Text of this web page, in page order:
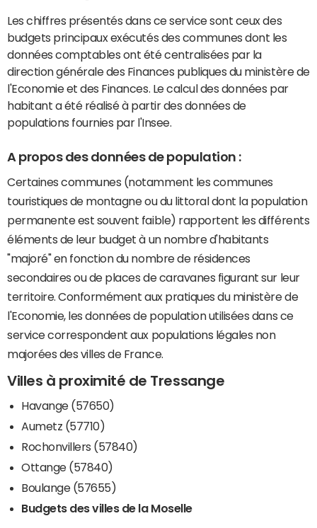
Les chiffres présentés dans ce service sont ceux des
budgets principaux exécutés des communes dont les
données comptables ont été centralisées par la
direction générale des Finances publiques du ministère de
l'Economie et des Finances. Le calcul des données par
habitant a été réalisé à partir des données de
populations fournies par l'Insee.
A propos des données de population :
Certaines communes (notamment les communes
touristiques de montagne ou du littoral dont la population
permanente est souvent faible) rapportent les différents
éléments de leur budget à un nombre d'habitants
"majoré" en fonction du nombre de résidences
secondaires ou de places de caravanes figurant sur leur
territoire. Conformément aux pratiques du ministère de
l'Economie, les données de population utilisées dans ce
service correspondent aux populations légales non
majorées des villes de France.
Villes à proximité de Tressange
Havange (57650)
Aumetz (57710)
Rochonvillers (57840)
Ottange (57840)
Boulange (57655)
Budgets des villes de la Moselle